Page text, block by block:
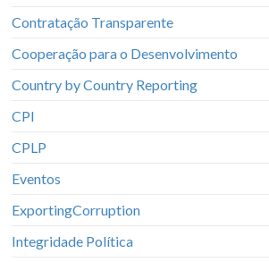
Contratação Transparente
Cooperação para o Desenvolvimento
Country by Country Reporting
CPI
CPLP
Eventos
ExportingCorruption
Integridade Política